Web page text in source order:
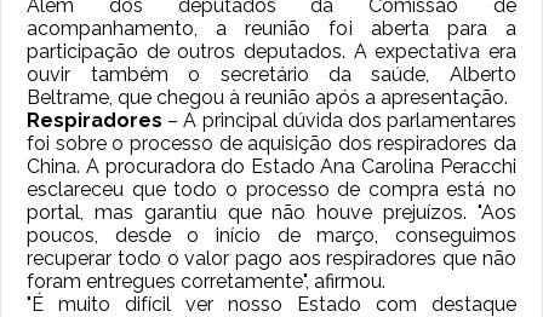
Além dos deputados da Comissão de
acompanhamento, a reunião foi aberta para a
participação de outros deputados. A expectativa era
ouvir também o secretário da saúde, Alberto
Beltrame, que chegou à reunião após a apresentação.
Respiradores – A principal dúvida dos parlamentares
foi sobre o processo de aquisição dos respiradores da
China. A procuradora do Estado Ana Carolina Peracchi
esclareceu que todo o processo de compra está no
portal, mas garantiu que não houve prejuízos. "Aos
poucos, desde o início de março, conseguimos
recuperar todo o valor pago aos respiradores que não
foram entregues corretamente", afirmou.
"É muito difícil ver nosso Estado com destaque